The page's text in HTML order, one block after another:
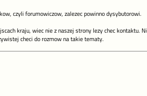
czyli forumowiczow, zalezec powinno dysybutorowi.
kraju, wiec nie z naszej strony lezy chec kontaktu.
checi do rozmow na takie tematy.